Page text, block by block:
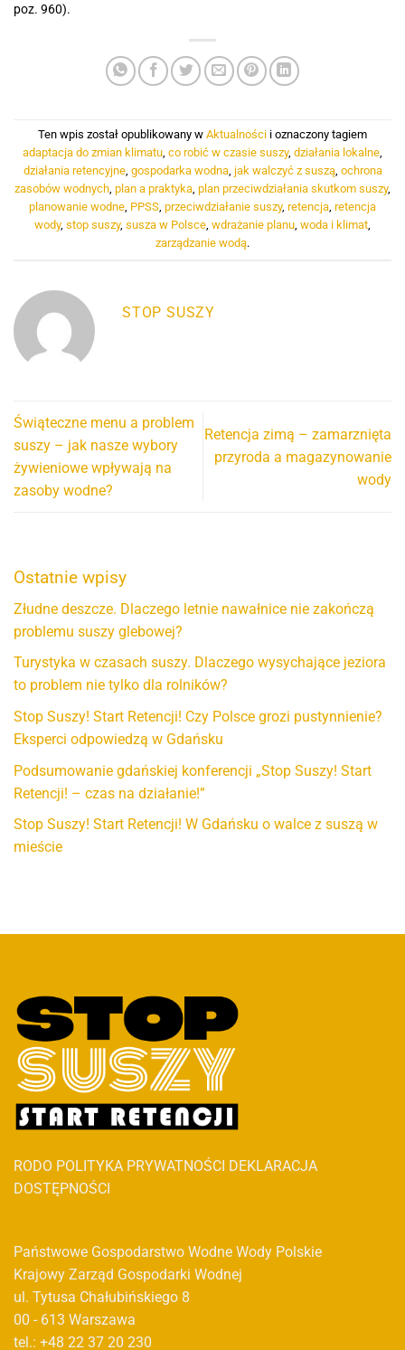
poz. 960).
Ten wpis został opublikowany w Aktualności i oznaczony tagiem
adaptacja do zmian klimatu, co robić w czasie suszy, działania lokalne,
działania retencyjne, gospodarka wodna, jak walczyć z suszą, ochrona
zasobów wodnych, plan a praktyka, plan przeciwdziałania skutkom suszy,
planowanie wodne, PPSS, przeciwdziałanie suszy, retencja, retencja
wody, stop suszy, susza w Polsce, wdrażanie planu, woda i klimat,
zarządzanie wodą.
STOP SUSZY
Świąteczne menu a problem
suszy – jak nasze wybory
żywieniowe wpływają na
zasoby wodne?
Retencja zimą – zamarznięta
przyroda a magazynowanie
wody
Ostatnie wpisy
Złudne deszcze. Dlaczego letnie nawałnice nie zakończą
problemu suszy glebowej?
Turystyka w czasach suszy. Dlaczego wysychające jeziora
to problem nie tylko dla rolników?
Stop Suszy! Start Retencji! Czy Polsce grozi pustynnienie?
Eksperci odpowiedzą w Gdańsku
Podsumowanie gdańskiej konferencji „Stop Suszy! Start
Retencji! – czas na działanie!”
Stop Suszy! Start Retencji! W Gdańsku o walce z suszą w
mieście
RODO POLITYKA PRYWATNOŚCI DEKLARACJA
DOSTĘPNOŚCI
Państwowe Gospodarstwo Wodne Wody Polskie
Krajowy Zarząd Gospodarki Wodnej
ul. Tytusa Chałubińskiego 8
00 - 613 Warszawa
tel.: +48 22 37 20 230